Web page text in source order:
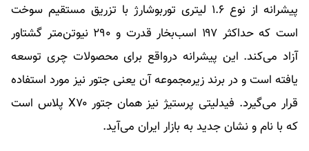
پیشرانه از نوع ۱.۶ لیتری توربوشارژ با تزریق مستقیم سوخت
است که حداکثر ۱۹۷ اسب‌بخار قدرت و ۲۹۰ نیوتن‌متر گشتاور
آزاد می‌کند. این پیشرانه درواقع برای محصولات چری توسعه
یافته است و در برند زیرمجموعه آن یعنی جتور نیز مورد استفاده
قرار می‌گیرد. فیدلیتی پرستیژ نیز همان جتور X۷۰ پلاس است
که با نام و نشان جدید به بازار ایران می‌آید.